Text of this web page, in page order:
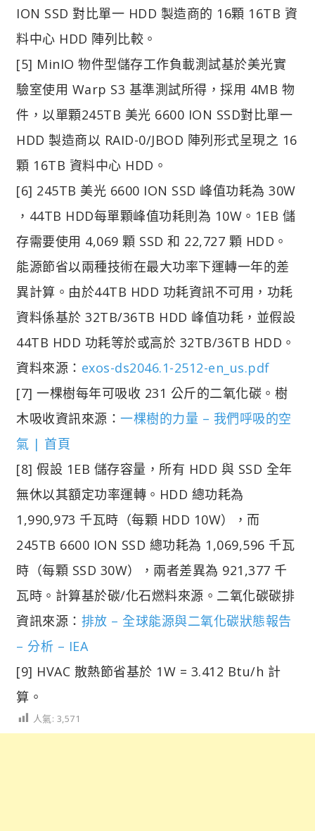
ION SSD 對比單一 HDD 製造商的 16顆 16TB 資
料中心 HDD 陣列比較。
[5] MinIO 物件型儲存工作負載測試基於美光實
驗室使用 Warp S3 基準測試所得，採用 4MB 物
件，以單顆245TB 美光 6600 ION SSD對比單一
HDD 製造商以 RAID-0/JBOD 陣列形式呈現之 16
顆 16TB 資料中心 HDD。
[6] 245TB 美光 6600 ION SSD 峰值功耗為 30W
，44TB HDD每單顆峰值功耗則為 10W。1EB 儲
存需要使用 4,069 顆 SSD 和 22,727 顆 HDD。
能源節省以兩種技術在最大功率下運轉一年的差
異計算。由於44TB HDD 功耗資訊不可用，功耗
資料係基於 32TB/36TB HDD 峰值功耗，並假設
44TB HDD 功耗等於或高於 32TB/36TB HDD。
資料來源： exos-ds2046.1-2512-en_us.pdf
[7] 一棵樹每年可吸收 231 公斤的二氧化碳。樹
木吸收資訊來源： 一棵樹的力量 – 我們呼吸的空
氣 | 首頁
[8] 假設 1EB 儲存容量，所有 HDD 與 SSD 全年
無休以其額定功率運轉。HDD 總功耗為
1,990,973 千瓦時（每顆 HDD 10W），而
245TB 6600 ION SSD 總功耗為 1,069,596 千瓦
時（每顆 SSD 30W），兩者差異為 921,377 千
瓦時。計算基於碳/化石燃料來源。二氧化碳碳排
資訊來源： 排放 – 全球能源與二氧化碳狀態報告
– 分析 – IEA
[9] HVAC 散熱節省基於 1W = 3.412 Btu/h 計
算。
人氣: 3,571